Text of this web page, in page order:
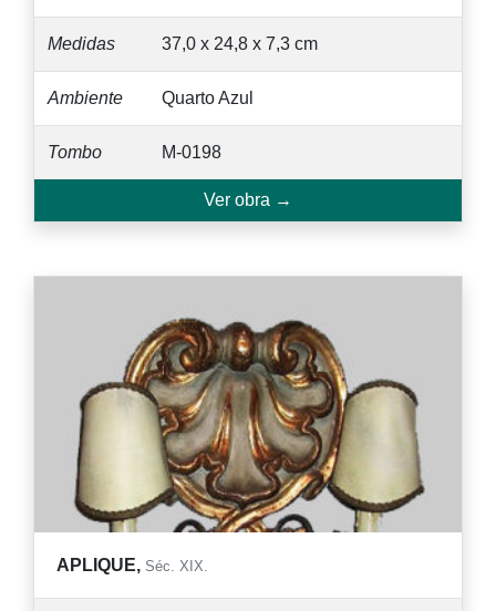
Medidas 37,0 x 24,8 x 7,3 cm
Ambiente Quarto Azul
Tombo M-0198
Ver obra →
APLIQUE, Séc. XIX.